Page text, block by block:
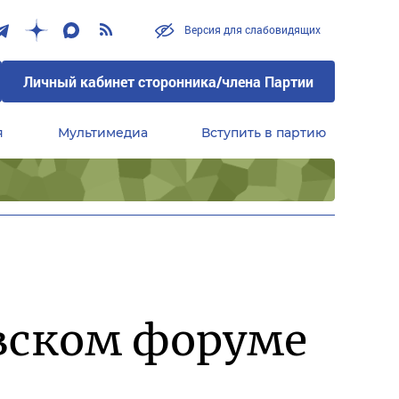
Версия для слабовидящих
Личный кабинет сторонника/члена Партии
Мультимедиа Вступить в партию
форуме